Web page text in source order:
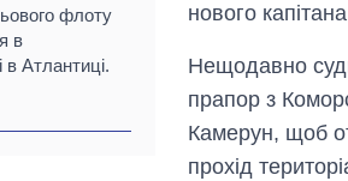
флоту
в
Атлантиці.
нового
Нещодавно
прапор з
Камерун, щоб
прохід